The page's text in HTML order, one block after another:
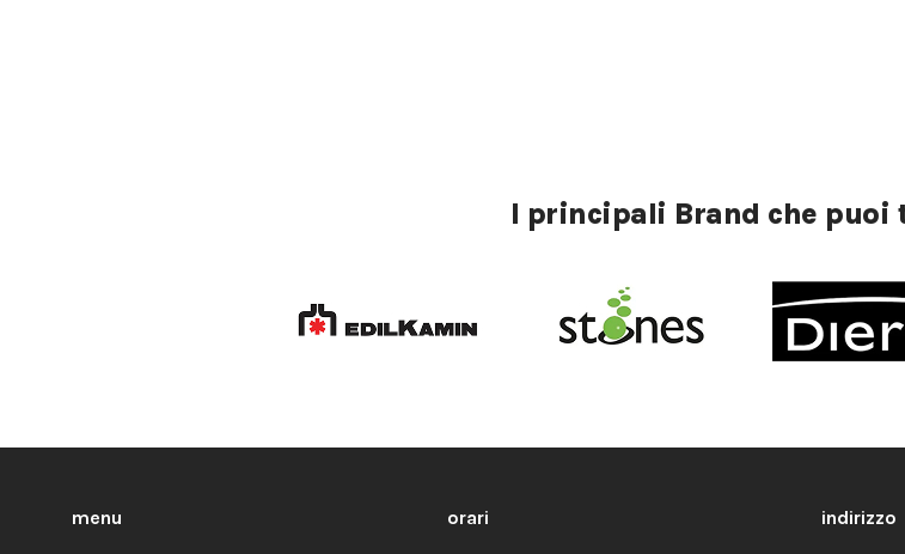
I principali Brand che puoi
menu orari indirizzo